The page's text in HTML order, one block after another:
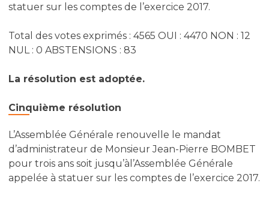
statuer sur les comptes de l’exercice 2017.
Total des votes exprimés : 4565 OUI : 4470 NON : 12
NUL : 0 ABSTENSIONS : 83
La résolution est adoptée.
Cinquième résolution
L’Assemblée Générale renouvelle le mandat
d’administrateur de Monsieur Jean-Pierre BOMBET
pour trois ans soit jusqu’àl’Assemblée Générale
appelée à statuer sur les comptes de l’exercice 2017.